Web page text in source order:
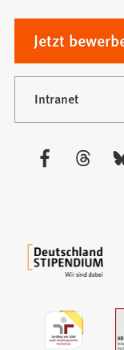
Jetzt
(Öffnet
in
einem
neuen
Tab)
Intranet
(Öffnet
neuen
Besuchen